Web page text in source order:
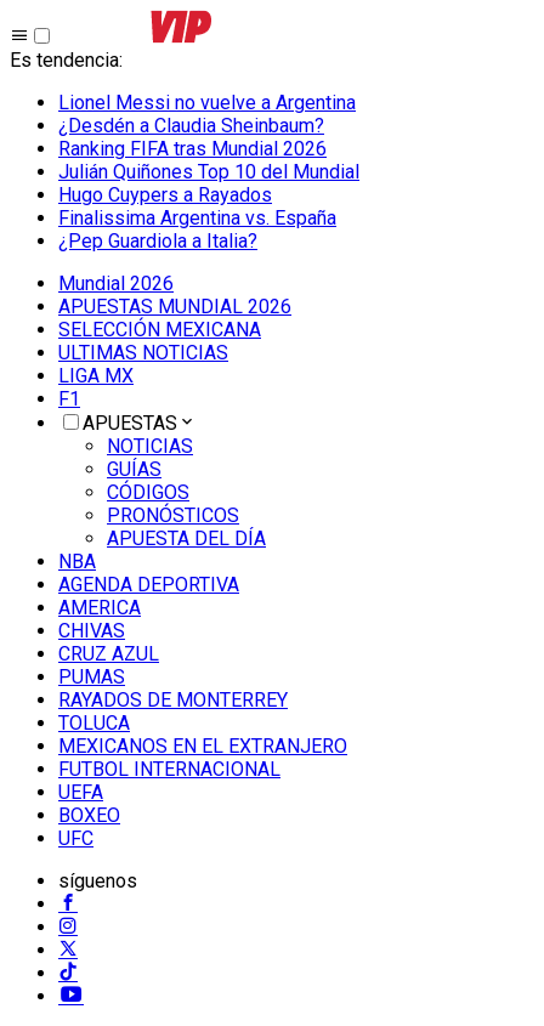
Es tendencia:
Lionel Messi no vuelve a Argentina
¿Desdén a Claudia Sheinbaum?
Ranking FIFA tras Mundial 2026
Julián Quiñones Top 10 del Mundial
Hugo Cuypers a Rayados
Finalissima Argentina vs. España
¿Pep Guardiola a Italia?
Mundial 2026
APUESTAS MUNDIAL 2026
SELECCIÓN MEXICANA
ULTIMAS NOTICIAS
LIGA MX
F1
APUESTAS
NOTICIAS
GUÍAS
CÓDIGOS
PRONÓSTICOS
APUESTA DEL DÍA
NBA
AGENDA DEPORTIVA
AMERICA
CHIVAS
CRUZ AZUL
PUMAS
RAYADOS DE MONTERREY
TOLUCA
MEXICANOS EN EL EXTRANJERO
FUTBOL INTERNACIONAL
UEFA
BOXEO
UFC
síguenos